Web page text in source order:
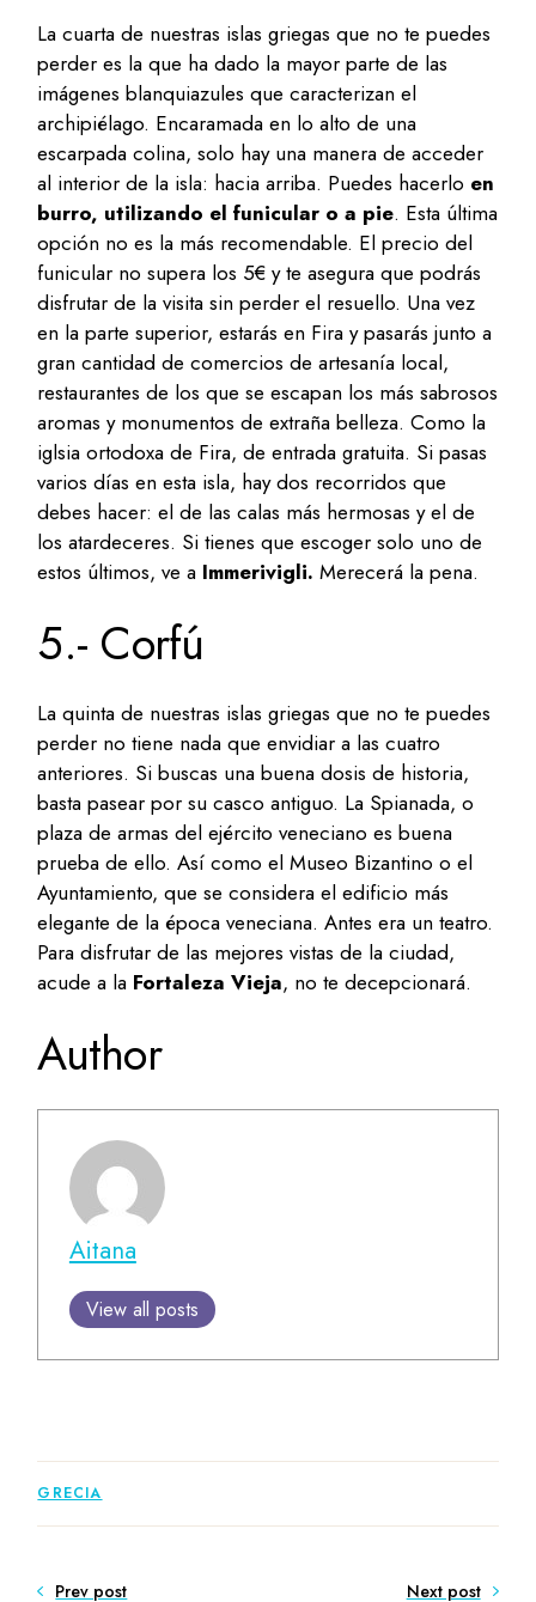
La cuarta de nuestras islas griegas que no te puedes
perder es la que ha dado la mayor parte de las
imágenes blanquiazules que caracterizan el
archipiélago. Encaramada en lo alto de una
escarpada colina, solo hay una manera de acceder
al interior de la isla: hacia arriba. Puedes hacerlo en
burro, utilizando el funicular o a pie. Esta última
opción no es la más recomendable. El precio del
funicular no supera los 5€ y te asegura que podrás
disfrutar de la visita sin perder el resuello. Una vez
en la parte superior, estarás en Fira y pasarás junto a
gran cantidad de comercios de artesanía local,
restaurantes de los que se escapan los más sabrosos
aromas y monumentos de extraña belleza. Como la
iglsia ortodoxa de Fira, de entrada gratuita. Si pasas
varios días en esta isla, hay dos recorridos que
debes hacer: el de las calas más hermosas y el de
los atardeceres. Si tienes que escoger solo uno de
estos últimos, ve a Immerivigli. Merecerá la pena.
5.- Corfú
La quinta de nuestras islas griegas que no te puedes
perder no tiene nada que envidiar a las cuatro
anteriores. Si buscas una buena dosis de historia,
basta pasear por su casco antiguo. La Spianada, o
plaza de armas del ejército veneciano es buena
prueba de ello. Así como el Museo Bizantino o el
Ayuntamiento, que se considera el edificio más
elegante de la época veneciana. Antes era un teatro.
Para disfrutar de las mejores vistas de la ciudad,
acude a la Fortaleza Vieja, no te decepcionará.
Author
Aitana
View all posts
GRECIA
Prev post Next post